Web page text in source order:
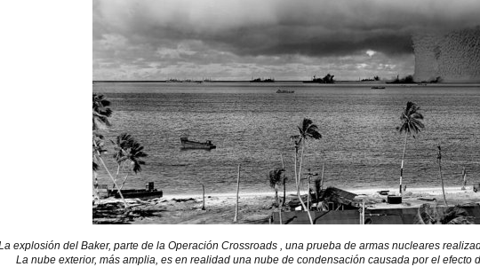
explosión del Baker, parte de la Operación Crossroads , una prueba de armas nucleares
La nube exterior, más amplia, es en realidad una nube de condensación causada por el